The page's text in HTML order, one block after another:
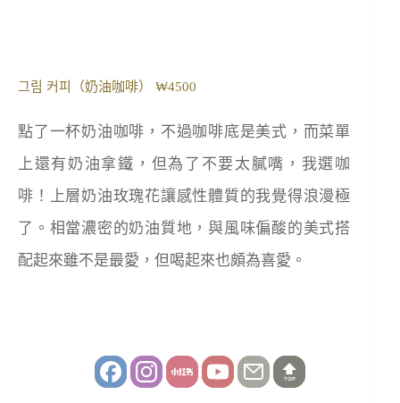
그림 커피（奶油咖啡） ₩4500
點了一杯奶油咖啡，不過咖啡底是美式，而菜單
上還有奶油拿鐵，但為了不要太膩嘴，我選咖
啡！上層奶油玫瑰花讓感性體質的我覺得浪漫極
了。相當濃密的奶油質地，與風味偏酸的美式搭
配起來雖不是最愛，但喝起來也頗為喜愛。
TOP